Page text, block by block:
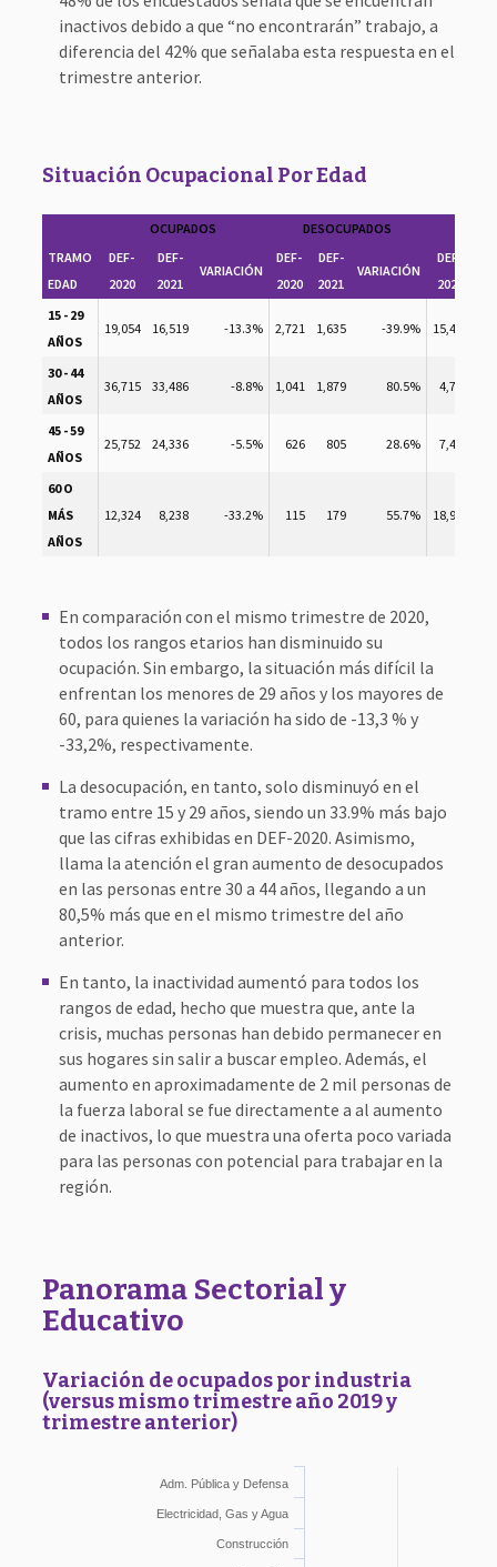
inactivos debido a que “no encontrarán” trabajo, a
diferencia del 42% que señalaba esta respuesta en el
trimestre anterior.
Situación Ocupacional Por Edad
OCUPADOS DESOCUPADOS
TRAMO
EDAD
DEF-
2020
DEF-
2021
VARIACIÓN
DEF-
2020
DEF-
2021
VARIACIÓN
DEF-
2020
15 - 29
AÑOS
19,054 16,519 -13.3% 2,721 1,635 -39.9% 15,427
30 - 44
AÑOS
36,715 33,486 -8.8% 1,041 1,879 80.5% 4,711
45 - 59
AÑOS
25,752 24,336 -5.5% 626 805 28.6% 7,444
60 O
MÁS
AÑOS
12,324 8,238 -33.2% 115 179 55.7% 18,923
En comparación con el mismo trimestre de 2020,
todos los rangos etarios han disminuido su
ocupación. Sin embargo, la situación más difícil la
enfrentan los menores de 29 años y los mayores de
60, para quienes la variación ha sido de -13,3 % y
-33,2%, respectivamente.
La desocupación, en tanto, solo disminuyó en el
tramo entre 15 y 29 años, siendo un 33.9% más bajo
que las cifras exhibidas en DEF-2020. Asimismo,
llama la atención el gran aumento de desocupados
en las personas entre 30 a 44 años, llegando a un
80,5% más que en el mismo trimestre del año
anterior.
En tanto, la inactividad aumentó para todos los
rangos de edad, hecho que muestra que, ante la
crisis, muchas personas han debido permanecer en
sus hogares sin salir a buscar empleo. Además, el
aumento en aproximadamente de 2 mil personas de
la fuerza laboral se fue directamente a al aumento
de inactivos, lo que muestra una oferta poco variada
para las personas con potencial para trabajar en la
región.
Panorama Sectorial y
Educativo
Variación de ocupados por industria
(versus mismo trimestre año 2019 y
trimestre anterior)
Adm. Pública y Defensa
Electricidad, Gas y Agua
Construcción